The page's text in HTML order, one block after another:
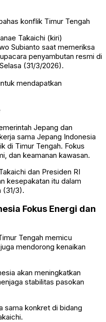
Takaichi (kiri)
Subianto saat memeriksa
penyambutan resmi di
(31/3/2026).
mendapatkan
Jepang dan
sama Jepang Indonesia
di Timur Tengah. Fokus
dan keamanan kawasan.
dan Presiden RI
kesepakatan itu dalam
(31/3).
Fokus Energi dan
Tengah memicu
mendorong kenaikan
akan meningkatkan
stabilitas pasokan
sama konkret di bidang